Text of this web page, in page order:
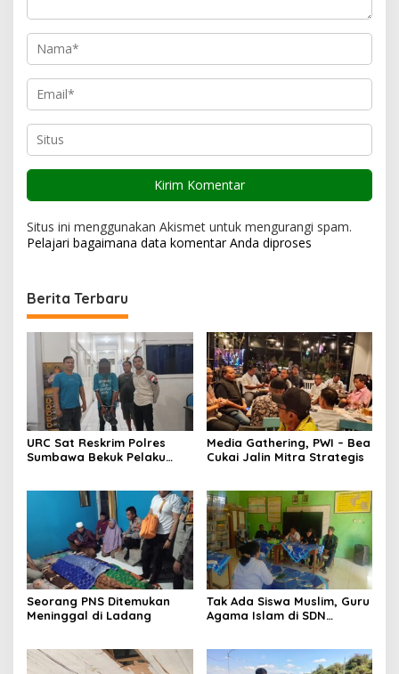
Situs ini menggunakan Akismet untuk mengurangi spam.
Pelajari bagaimana data komentar Anda diproses
Berita Terbaru
URC Sat Reskrim Polres
Sumbawa Bekuk Pelaku
Media Gathering, PWI – Bea
Cukai Jalin Mitra Strategis
Seorang PNS Ditemukan
Meninggal di Ladang
Tak Ada Siswa Muslim, Guru
Agama Islam di SDN